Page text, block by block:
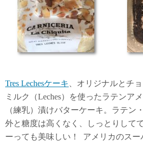
Tres Lechesケーキ
、オリジナルとチ
ミルク（Leches）を使ったラテンア
（練乳）漬けバターケーキ。ラテン
外と糖度は高くなく、しっとりして
ーっても美味しい！ アメリカのス